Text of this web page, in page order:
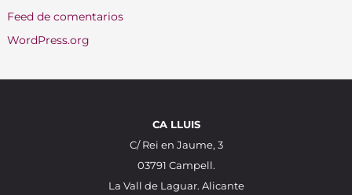
Feed de comentarios
WordPress.org
CA LLUIS
C/ Rei en Jaume, 3
03791 Campell.
La Vall de Laguar. Alicante